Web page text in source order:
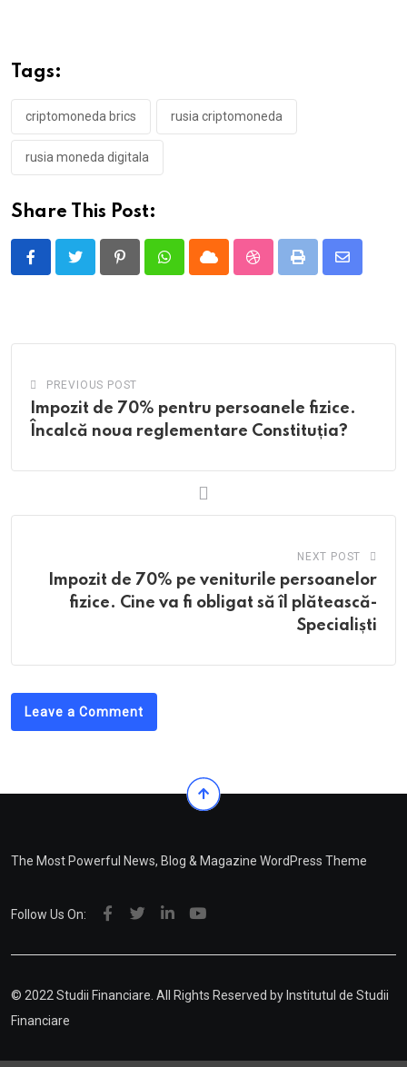
Tags:
criptomoneda brics rusia criptomoneda
rusia moneda digitala
Share This Post:
PinterestWhatsappCloud StumbleUpon
Print
Share
PREVIOUS POST
Impozit de 70% pentru persoanele fizice.
Încalcă noua reglementare Constituția?
NEXT POST
Impozit de 70% pe veniturile persoanelor
fizice. Cine va fi obligat să îl plătească-
Specialiști
Leave a Comment
The Most Powerful News, Blog & Magazine WordPress Theme
Follow Us On:
© 2022 Studii Financiare. All Rights Reserved by Institutul de Studii
Financiare